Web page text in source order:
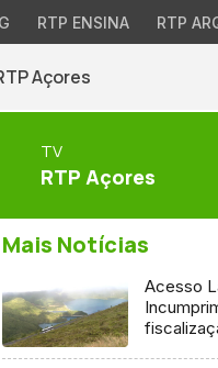
RTP ENSINA RTP
Açores
TV
RTP Açores
Mais Notícias
Acesso